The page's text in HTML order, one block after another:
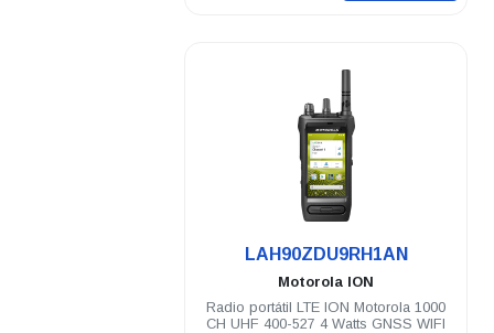
LAH90ZDU9RH1AN
Motorola ION
Radio portátil LTE ION Motorola 1000
CH UHF 400-527 4 Watts GNSS WIFI